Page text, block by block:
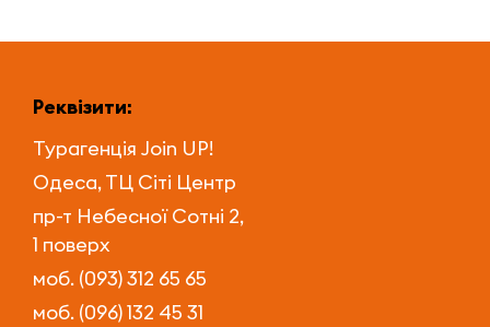
Реквізити:
Турагенція Join UP!
Одеса, ТЦ Сіті Центр
пр-т Небесної Сотні 2,
1 поверх
моб. (093) 312 65 65
моб. (096) 132 45 31